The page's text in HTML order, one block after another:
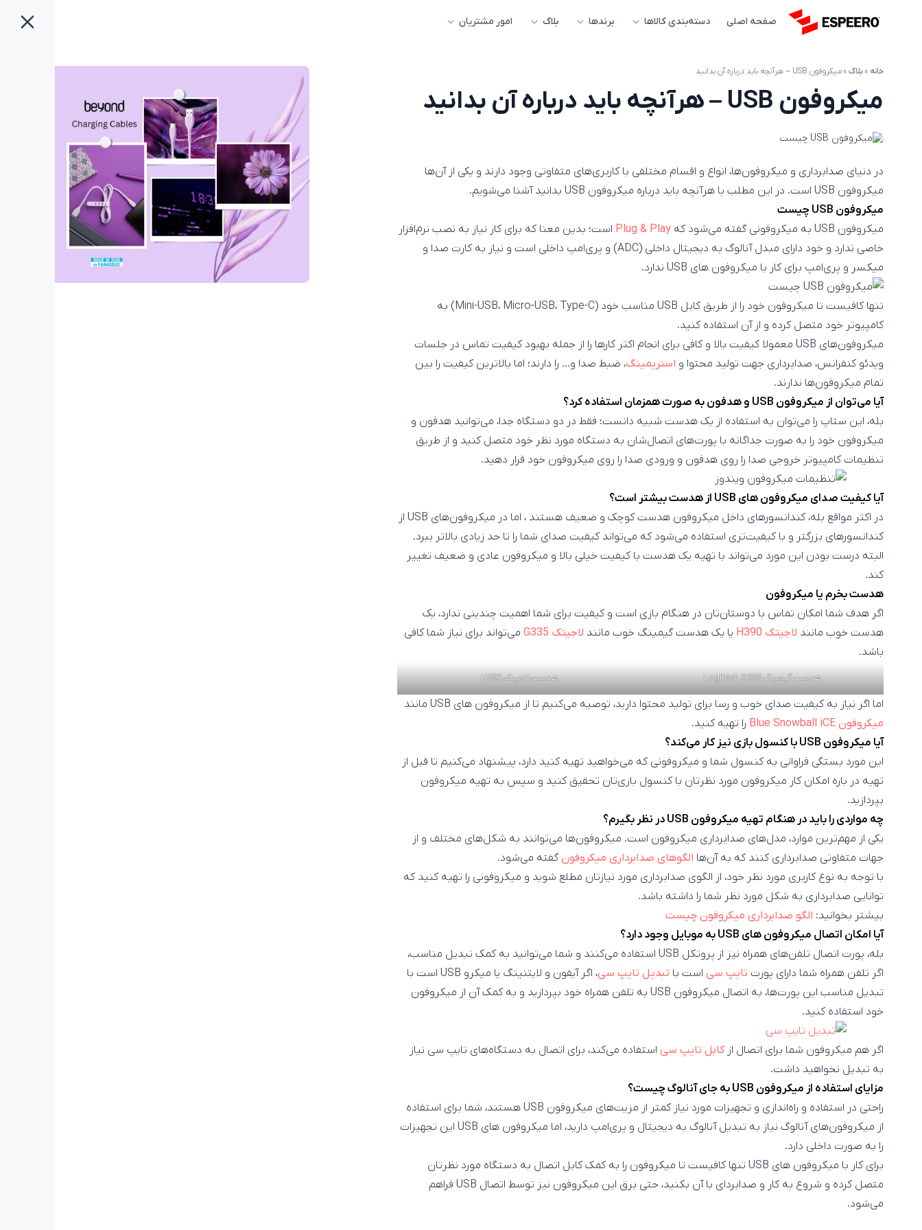
صفحه اصلی دسته‌بندی کالاها برندها بلاگ امور مشتریان
خانه »بلاگ»میکروفون USB – هرآنچه باید درباره آن بدانید
میکروفون USB – هرآنچه باید درباره آن بدانید
در دنیای صدابرداری و میکروفون‌ها، انواع و اقسام مختلفی با کاربری‌های متفاوتی وجود دارند و یکی از آن‌ها
میکروفون USB است. در این مطلب با هرآنچه باید درباره میکروفون USB بدانید آشنا می‌شویم.
میکروفون USB چیست
میکروفون USB به میکروفونی گفته می‌شود که
Plug & Play است؛ بدین معنا که برای کار نیاز به نصب نرم‌افزار
خاصی ندارد و خود دارای مبدل آنالوگ به دیجیتال داخلی (ADC) و پری‌امپ داخلی است و نیاز به کارت صدا و
میکسر و پری‌امپ برای کار با میکروفون های USB ندارد.
تنها کافیست تا میکروفون خود را از طریق کابل USB مناسب خود (Mini-USB، Micro-USB، Type-C) به
کامپیوتر خود متصل کرده و از آن استفاده کنید.
میکروفون‌های USB معمولا کیفیت بالا و کافی برای انجام اکثر کارها را از جمله بهبود کیفیت تماس در جلسات
ویدئو کنفرانس، صدابرداری جهت تولید محتوا و استریمینگ، ضبط صدا و… را دارند؛ اما بالاترین کیفیت را بین
تمام میکروفون‌ها ندارند.
آیا می‌توان از میکروفون USB و هدفون به صورت همزمان استفاده کرد؟
بله، این ستاپ را می‌توان به استفاده از یک هدست شبیه دانست؛ فقط در دو دستگاه جدا، می‌توانید هدفون و
میکروفون خود را به صورت جداگانه با پورت‌های اتصال‌شان به دستگاه مورد نظر خود متصل کنید و از طریق
تنظیمات کامپیوتر خروجی صدا را روی هدفون و ورودی صدا را روی میکروفون خود قرار دهید.
آیا کیفیت صدای میکروفون های USB از هدست بیشتر است؟
در اکثر مواقع بله، کندانسورهای داخل میکروفون هدست کوچک و ضعیف هستند ، اما در میکروفون‌های USB از
کندانسورهای بزرگتر و با کیفیت‌تری استفاده می‌شود که می‌تواند کیفیت صدای شما را تا حد زیادی بالاتر ببرد.
البته درست بودن این مورد می‌تواند با تهیه یک هدست با کیفیت خیلی بالا و میکروفون عادی و ضعیف تغییر
کند.
هدست بخرم یا میکروفون
اگر هدف شما امکان تماس با دوستان‌تان در هنگام بازی است و کیفیت برای شما اهمیت چندینی ندارد، یک
هدست خوب مانند لاجیتک H390 یا یک هدست گیمینگ خوب مانند لاجیتک G335
می‌تواند برای نیاز شما کافی
باشد.
هدست گیمینگ Logitech G335 هدست لاجیتک H390
اما اگر نیاز به کیفیت صدای خوب و رسا برای تولید محتوا دارید، توصیه می‌کنیم تا از میکروفون های USB مانند
میکروفون Blue Snowball iCE
را تهیه کنید.
آیا میکروفون USB با کنسول بازی نیز کار می‌کند؟
این مورد بستگی فراوانی به کنسول شما و میکروفونی که می‌خواهید تهیه کنید دارد، پیشنهاد می‌کنیم تا قبل از
تهیه در باره امکان کار میکروفون مورد نظرتان با کنسول بازی‌تان تحقیق کنید و سپس به تهیه میکروفون
بپردازید.
چه مواردی را باید در هنگام تهیه میکروفون USB در نظر بگیرم؟
یکی از مهم‌ترین موارد، مدل‌های صدابرداری میکروفون است. میکروفون‌ها می‌توانند به شکل‌های مختلف و از
جهات متفاوتی صدابرداری کنند که به آن‌ها الگوهای صدابرداری میکروفونگفته می‌شود.
با توجه به نوع کاربری مورد نظر خود، از الگوی صدابرداری مورد نیازتان مطلع شوید و میکروفونی را تهیه کنید که
توانایی صدابرداری به شکل مورد نظر شما را داشته باشد.
بیشتر بخوانید: الگو صدابرداری میکروفون چیست
آیا امکان اتصال میکروفون های USB به موبایل وجود دارد؟
بله، پورت اتصال تلفن‌های همراه نیز از پروتکل USB استفاده می‌کنند و شما می‌توانید به کمک تبدیل مناسب،
اگر تلفن همراه شما دارای پورت تایپ سی است با تبدیل تایپ سی
، اگر آیفون و لایتنینگ یا میکرو USB است با
تبدیل مناسب این پورت‌ها، به اتصال میکروفون USB به تلفن همراه خود بپردازید و به کمک آن از میکروفون
خود استفاده کنید.
اگر هم میکروفون شما برای اتصال از کابل تایپ سی استفاده می‌کند، برای اتصال به دستگاه‌های تایپ سی نیاز
به تبدیل نخواهید داشت.
مزایای استفاده از میکروفون USB به جای آنالوگ چیست؟
راحتی در استفاده و راه‌اندازی و تجهیزات مورد نیاز کمتر از مزیت‌های میکروفون USB هستند، شما برای استفاده
از میکروفون‌های آنالوگ نیاز به تبدیل آنالوگ به دیجیتال و پری‌امپ دارید، اما میکروفون های USB این تجهیزات
را به صورت داخلی دارد.
برای کار با میکروفون های ‌USB تنها کافیست تا میکروفون را به کمک کابل اتصال به دستگاه مورد نظرتان
متصل کرده و شروع به کار و صدابردای با آن بکنید، حتی برق این میکروفون نیز توسط اتصال USB فراهم
می‌شود.